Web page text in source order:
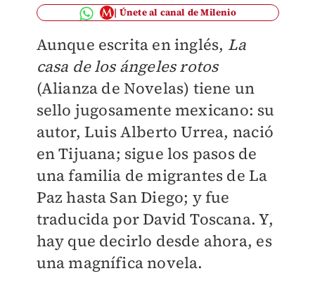
Únete al canal de Milenio
Aunque escrita en inglés, La
casa de los ángeles rotos
(Alianza de Novelas) tiene un
sello jugosamente mexicano: su
autor, Luis Alberto Urrea, nació
en Tijuana; sigue los pasos de
una familia de migrantes de La
Paz hasta San Diego; y fue
traducida por David Toscana. Y,
hay que decirlo desde ahora, es
una magnífica novela.